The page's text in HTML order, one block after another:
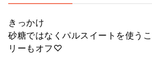
きっかけ
砂糖ではなくパルスイートを使う
リーもオフ♡